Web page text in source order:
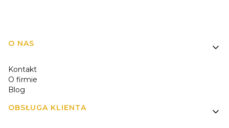
Linki w stopce
O NAS
Kontakt
O firmie
Blog
OBSŁUGA KLIENTA